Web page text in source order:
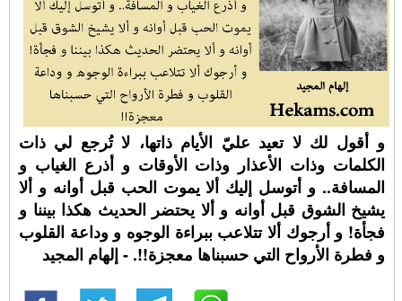
و أقول لك لا تعيد عليّ الأيام ذاتها، لا تُرجع لي ذات
الكلمات وذات الأعذار وذات الأوقات و أذرع الغياب و
المسافة.. و أتوسل إليك ألا يموت الحب قبل أوانه و ألا
يشيخ الشوق قبل أوانه و ألا يحتضر الحديث هكذا بيننا و
فجأة! و أرجوك ألا تتلاعب ببراءة الوجوه و وداعة القلوب
و فطرة الأرواح التي حسبناها معجزة!!. - إلهام المجيد